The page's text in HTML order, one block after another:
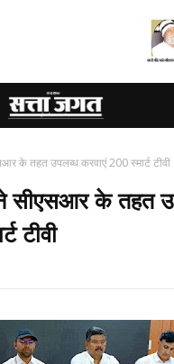
के तहत उपलब्ध करवाएं 200 स्मार्ट टीवी
सीएसआर के तहत
टीवी